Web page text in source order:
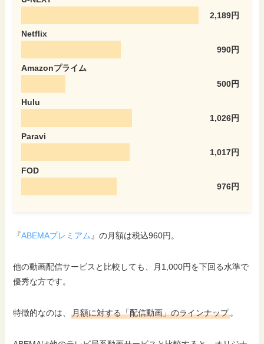
2,189円
Netflix
990円
Amazonプライム
500円
Hulu
1,026円
Paravi
1,017円
FOD
976円
『ABEMAプレミアム』の月額は税込960円。
他の動画配信サービスと比較しても、月1,000円を下回る水準で
優秀な方です。
特徴的なのは、月額に対する「配信動画」のラインナップ。